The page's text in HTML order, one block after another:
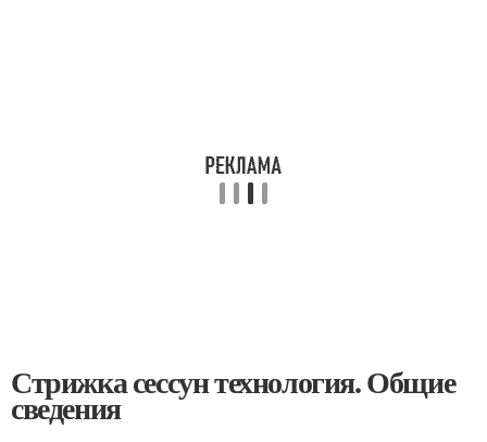
Стрижка сессун технология. Общие
сведения